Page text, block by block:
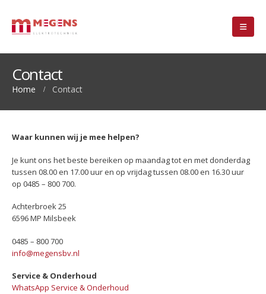
Contact
Home Contact
Waar kunnen wij je mee helpen?
Je kunt ons het beste bereiken op maandag tot en met donderdag
tussen 08.00 en 17.00 uur en op vrijdag tussen 08.00 en 16.30 uur
op 0485 – 800 700.
Achterbroek 25
6596 MP Milsbeek
0485 – 800 700
info@megensbv.nl
Service & Onderhoud
WhatsApp Service & Onderhoud